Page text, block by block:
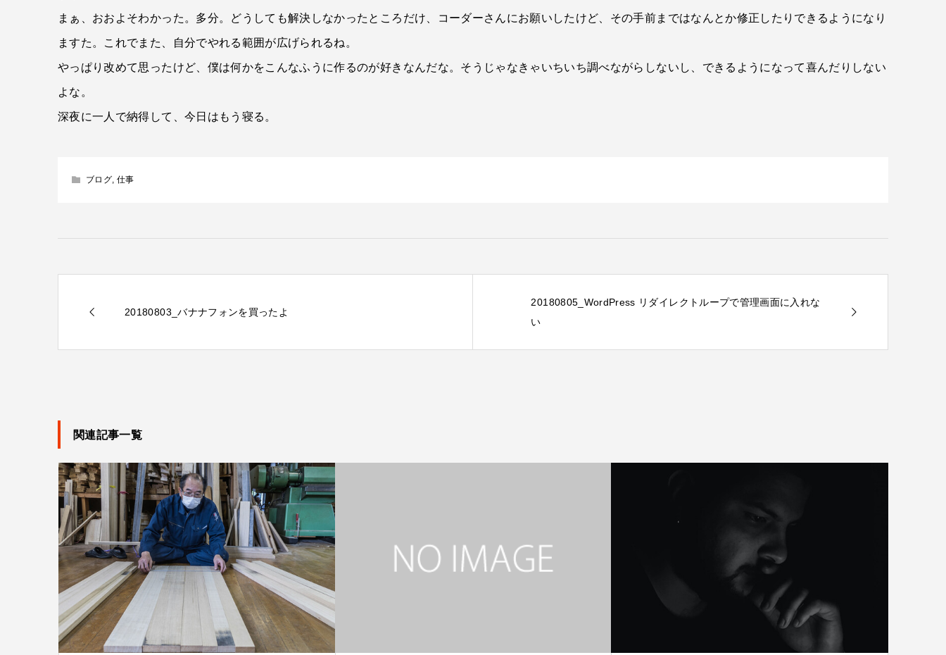
まぁ、おおよそわかった。多分。どうしても解決しなかったところだけ、コーダーさんにお願いしたけど、その手前まではなんとか修正したりできるようになり
ますた。これでまた、自分でやれる範囲が広げられるね。
やっぱり改めて思ったけど、僕は何かをこんなふうに作るのが好きなんだな。そうじゃなきゃいちいち調べながらしないし、できるようになって喜んだりしない
よな。
深夜に一人で納得して、今日はもう寝る。
ブログ, 仕事
20180803_バナナフォンを買ったよ
20180805_WordPress リダイレクトループで管理画面に入れな
い
関連記事一覧